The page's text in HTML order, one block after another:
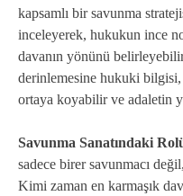
kapsamlı bir savunma
inceleyerek, hukukun ince
davanın yönünü
derinlemesine hukuki bilgisi,
ortaya koyabilir ve adaletin
Savunma Sanatındaki
sadece birer savunmacı
Kimi zaman en karmaşık